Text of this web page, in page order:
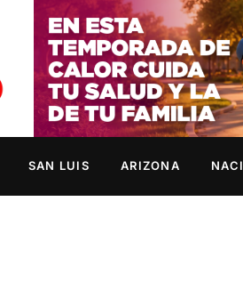
SAN LUIS ARIZONA